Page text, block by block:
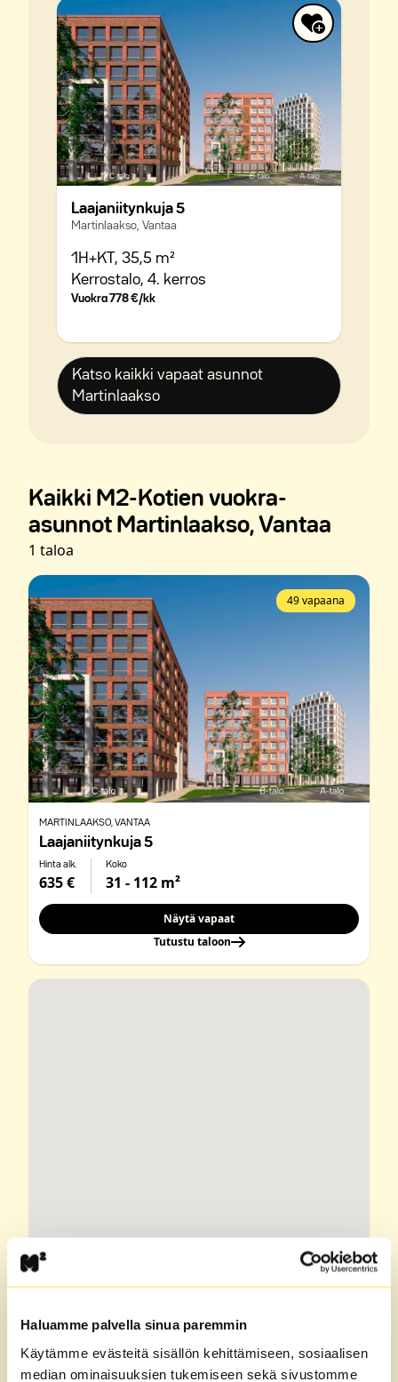
Haluamme palvella sinua paremmin
Käytämme evästeitä sisällön kehittämiseen, sosiaalisen
median ominaisuuksien tukemiseen sekä sivustomme
Laajaniitynkuja 5
Martinlaakso, Vantaa
1H+KT, 35,5 m²
Kerrostalo, 4. kerros
Vuokra 778 €/kk
Katso kaikki vapaat asunnot
Martinlaakso
Kaikki M2-Kotien vuokra-
asunnot Martinlaakso, Vantaa
1 taloa
49 vapaana
MARTINLAAKSO, VANTAA
Laajaniitynkuja 5
Hinta alk.
635 €
Koko
31 - 112 m²
Näytä vapaat
Tutustu taloon